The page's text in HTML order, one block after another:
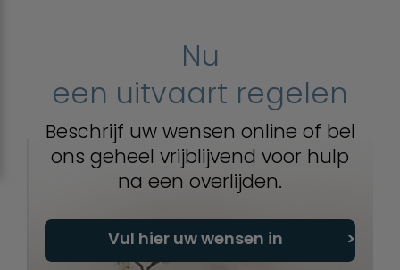
Nu
een uitvaart regelen
Beschrijf uw wensen online of bel
ons geheel vrijblijvend voor hulp
na een overlijden.
Vul hier uw wensen in